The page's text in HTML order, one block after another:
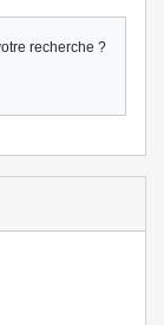
recherche ?